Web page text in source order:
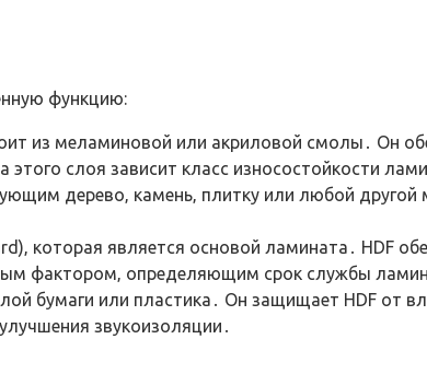
функцию:
из меламиновой или акриловой смолы․ Он
слоя зависит класс износостойкости
дерево‚ камень‚ плитку или любой другой
которая является основой ламината․ HDF
фактором‚ определяющим срок службы
бумаги или пластика․ Он защищает HDF от
звукоизоляции․